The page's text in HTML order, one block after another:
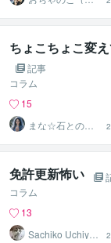
茶乃子祭々）
ちょこちょこ変
記事
コラム
15
まな☆石との絆
を整える占い師
＆セラピスト
免許更新怖い
コラム
13
Sachiko Uchiya